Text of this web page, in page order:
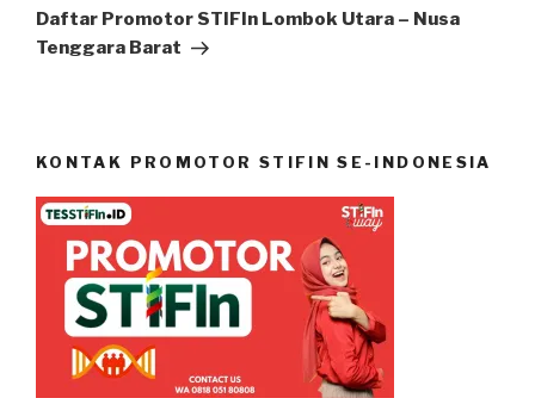
Post
Daftar Promotor STIFIn Lombok Utara – Nusa
Tenggara Barat
KONTAK PROMOTOR STIFIN SE-INDONESIA